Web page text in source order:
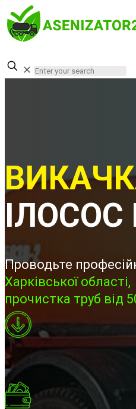
✕
Проводьте
Харківської області,
прочистка труб від